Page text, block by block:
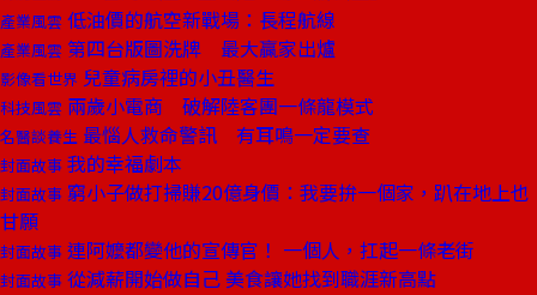
產業風雲 低油價的航空新戰場：長程航線
產業風雲 第四台版圖洗牌 最大贏家出爐
影像看世界 兒童病房裡的小丑醫生
科技風雲 兩歲小電商 破解陸客團一條龍模式
名醫談養生 最惱人救命警訊 有耳鳴一定要查
封面故事 我的幸福劇本
封面故事 窮小子做打掃賺20億身價：我要拚一個家，趴在地上也
甘願
封面故事 連阿嬤都變他的宣傳官！ 一個人，扛起一條老街
封面故事 從減薪開始做自己 美食讓她找到職涯新高點